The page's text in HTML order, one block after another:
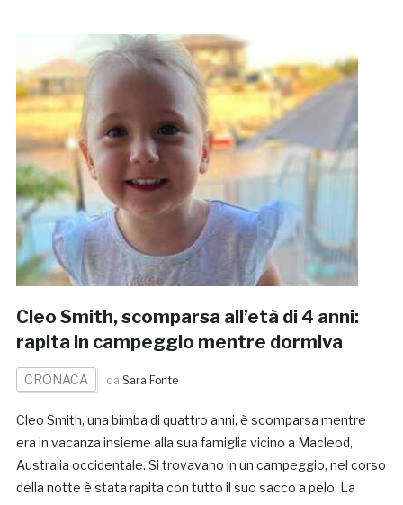
Cleo Smith, scomparsa all’età di 4 anni:
rapita in campeggio mentre dormiva
CRONACA da Sara Fonte
Cleo Smith, una bimba di quattro anni, è scomparsa mentre
era in vacanza insieme alla sua famiglia vicino a Macleod,
Australia occidentale. Si trovavano in un campeggio, nel corso
della notte è stata rapita con tutto il suo sacco a pelo. La